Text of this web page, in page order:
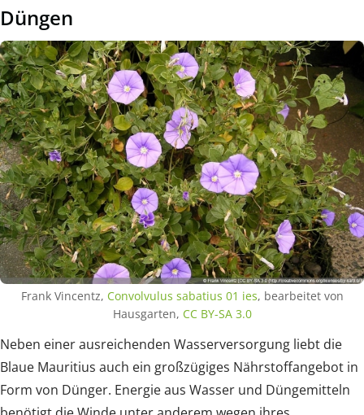
Düngen
Frank Vincentz, Convolvulus sabatius 01 ies, bearbeitet von
Hausgarten, CC BY-SA 3.0
Neben einer ausreichenden Wasserversorgung liebt die
Blaue Mauritius auch ein großzügiges Nährstoffangebot in
Form von Dünger. Energie aus Wasser und Düngemitteln